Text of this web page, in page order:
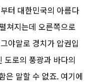
터 대한민국의 아름다
쳐지는데 오른쪽으로
야말로 경치가 압권입
도로의 풍광과 바다의
은 말할 수 없죠. 여기에